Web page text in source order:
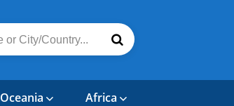
Oceania Africa